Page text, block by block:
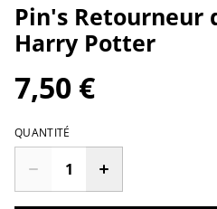
Pin's Retourneur
Harry Potter
7,50 €
QUANTITÉ